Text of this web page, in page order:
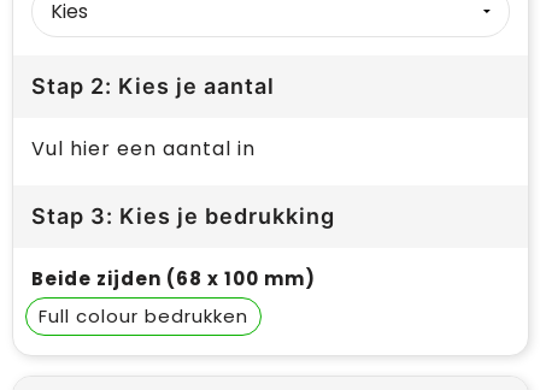
Stap 2: Kies je aantal
Vul hier een aantal in
Stap 3: Kies je bedrukking
Beide zijden (68 x 100 mm)
Full colour